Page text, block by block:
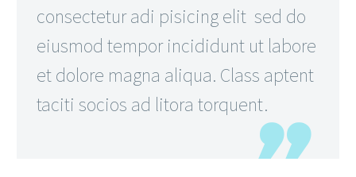
consectetur adi pisicing elit sed do
eiusmod tempor incididunt ut labore
et dolore magna aliqua. Class aptent
taciti socios ad litora torquent.